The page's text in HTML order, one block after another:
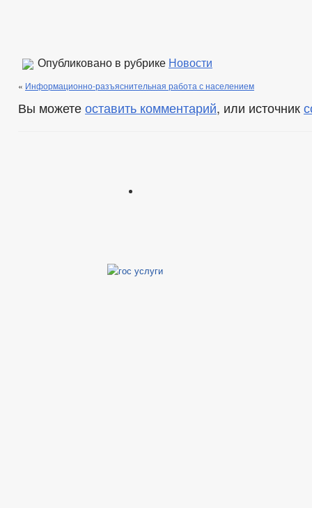
Опубликовано в рубрике Новости
« Информационно-разъяснительная работа с населением
Вы можете оставить комментарий, или источник